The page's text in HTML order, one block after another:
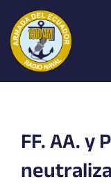
contenido
FF. AA. y